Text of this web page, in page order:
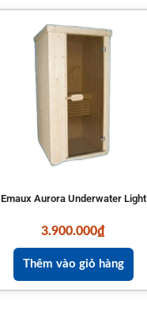
Emaux Aurora Underwater Light
3.900.000₫
Thêm vào giỏ hàng